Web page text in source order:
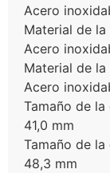
Acero
Material de
Acero
Material de
Acero
Tamaño de la
41,0 mm
Tamaño de
48,3 mm